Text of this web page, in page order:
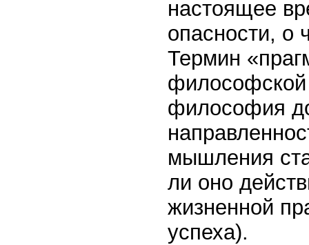
настоящее
опасности, о
Термин
философской
философия
мышления
ли оно
жизненной
успеха).